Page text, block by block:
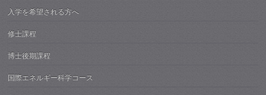
入学を希望される方へ
修士課程
博士後期課程
国際エネルギー科学コース